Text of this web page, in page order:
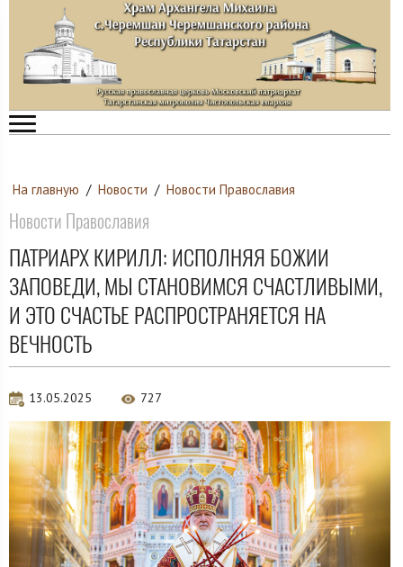
На главную / Новости / Новости Православия
Новости Православия
ПАТРИАРХ КИРИЛЛ: ИСПОЛНЯЯ БОЖИИ
ЗАПОВЕДИ, МЫ СТАНОВИМСЯ СЧАСТЛИВЫМИ,
И ЭТО СЧАСТЬЕ РАСПРОСТРАНЯЕТСЯ НА
ВЕЧНОСТЬ
13.05.2025 727